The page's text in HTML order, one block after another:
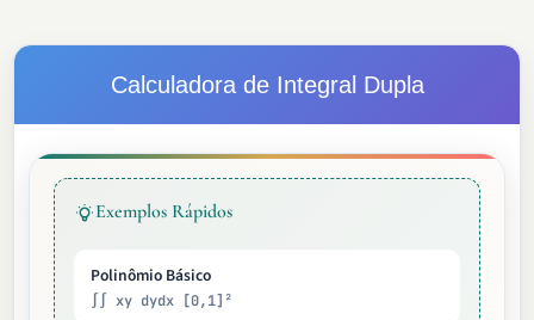
Calculadora de Integral Dupla
Exemplos Rápidos
Polinômio Básico
∫∫ xy dydx [0,1]²